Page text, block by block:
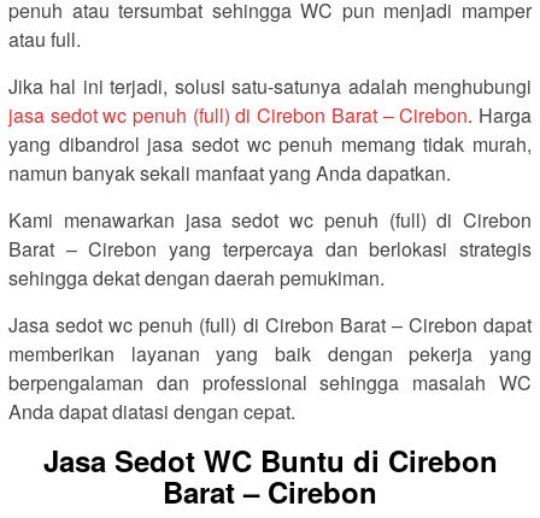
penuh atau tersumbat sehingga WC pun menjadi mamper
atau full.
Jika hal ini terjadi, solusi satu-satunya adalah menghubungi
jasa sedot wc penuh (full) di Cirebon Barat – Cirebon. Harga
yang dibandrol jasa sedot wc penuh memang tidak murah,
namun banyak sekali manfaat yang Anda dapatkan.
Kami menawarkan jasa sedot wc penuh (full) di Cirebon
Barat – Cirebon yang terpercaya dan berlokasi strategis
sehingga dekat dengan daerah pemukiman.
Jasa sedot wc penuh (full) di Cirebon Barat – Cirebon dapat
memberikan layanan yang baik dengan pekerja yang
berpengalaman dan professional sehingga masalah WC
Anda dapat diatasi dengan cepat.
Jasa Sedot WC Buntu di Cirebon
Barat – Cirebon